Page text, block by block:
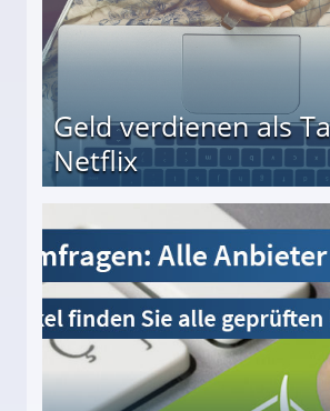
Geld verdienen als
Netflix